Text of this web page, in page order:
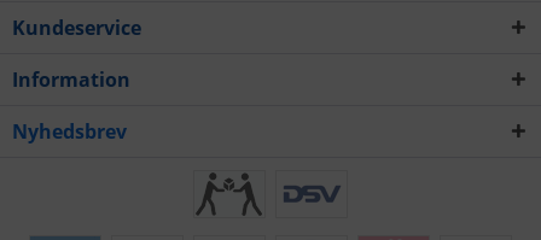
Kundeservice
Information
Nyhedsbrev